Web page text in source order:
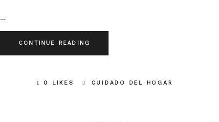
CONTINUE READING
0 LIKES CUIDADO DEL HOGAR